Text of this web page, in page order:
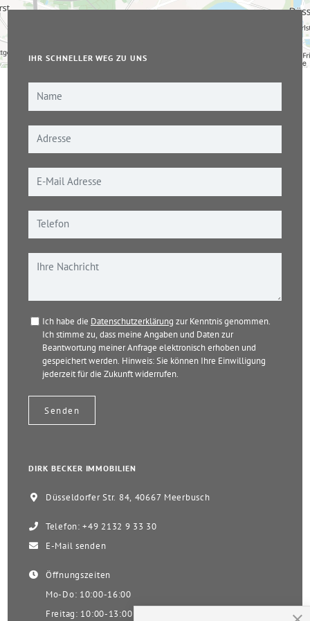
© OpenStreetMap-Mitwirkende
IHR SCHNELLER WEG ZU UNS
Ich habe die Datenschutzerklärung zur Kenntnis genommen.
Ich stimme zu, dass meine Angaben und Daten zur
Beantwortung meiner Anfrage elektronisch erhoben und
gespeichert werden. Hinweis: Sie können Ihre Einwilligung
jederzeit für die Zukunft widerrufen.
DIRK BECKER IMMOBILIEN
Düsseldorfer Str. 84, 40667 Meerbusch
Telefon: +49 2132 9 33 30
E-Mail senden
Öffnungszeiten
Mo-Do: 10:00-16:00
Freitag: 10:00-13:00